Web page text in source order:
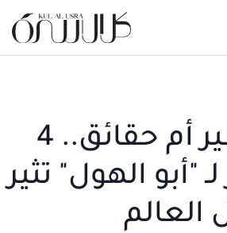
أساطير أم حقائق.. 4
"أبو الهول" تثير